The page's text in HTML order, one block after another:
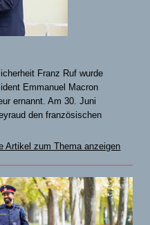
Franz Ruf wurde
Emmanuel Macron
ernannt. Am 30. Juni
den französischen
Artikel zum Thema anzeigen